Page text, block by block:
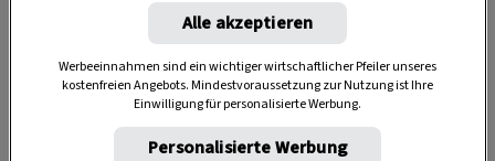
Alle akzeptieren
Werbeeinnahmen sind ein wichtiger wirtschaftlicher Pfeiler unseres
kostenfreien Angebots. Mindestvoraussetzung zur Nutzung ist Ihre
Einwilligung für personalisierte Werbung.
Personalisierte Werbung